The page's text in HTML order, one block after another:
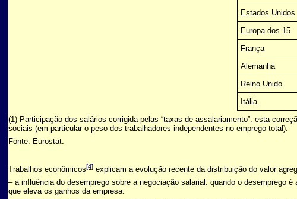
Estados Unidos
Europa dos 15
França
Alemanha
Reino Unido
Itália
(1) Participação dos salários corrigida pelas “taxas de assalariamento”: esta
sociais (em particular o peso dos trabalhadores independentes no emprego total).
Fonte: Eurostat.
Trabalhos econômicos[4] explicam a evolução recente da distribuição do valor
– a influência do desemprego sobre a negociação salarial: quando o desemprego
que eleva os ganhos da empresa.